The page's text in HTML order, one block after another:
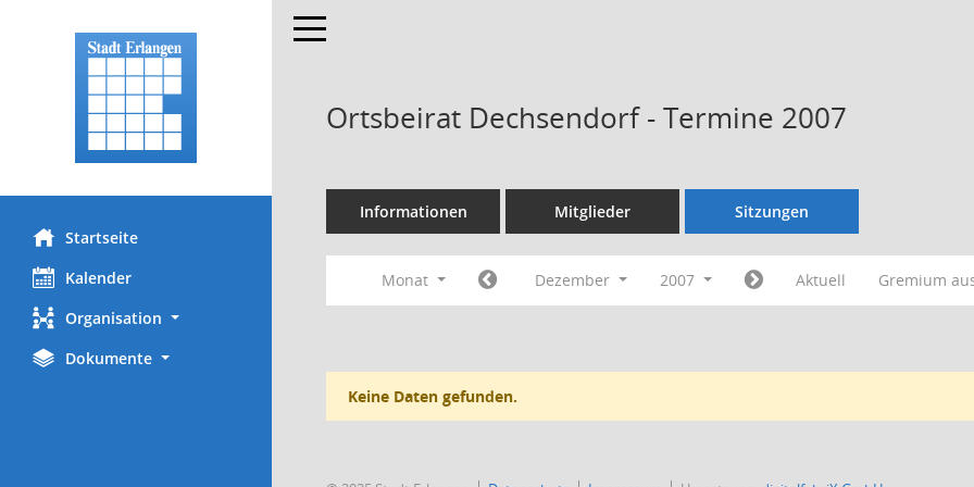
Startseite
Kalender
Organisation
Dokumente
Toggle navigation
Ortsbeirat Dechsendorf - Termine 2007
Informationen Mitglieder Sitzungen
Monat Dezember 2007 Aktuell Gremium
Keine Daten gefunden.